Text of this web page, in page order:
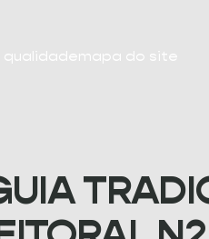
mapa do site